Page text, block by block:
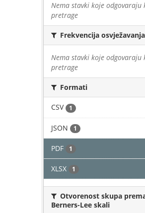
Nema stavki koje
pretrage
Frekvencija
Nema stavki koje
pretrage
Formati
CSV 1
JSON 1
PDF 1
XLSX 1
Otvorenost skupa
Berners-Lee skali